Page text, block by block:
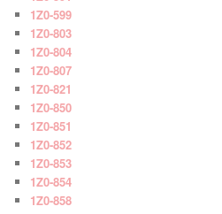
1Z0-599
1Z0-803
1Z0-804
1Z0-807
1Z0-821
1Z0-850
1Z0-851
1Z0-852
1Z0-853
1Z0-854
1Z0-858